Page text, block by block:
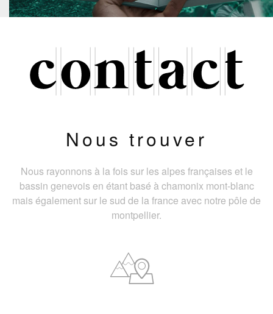
Nous trouver
Nous rayonnons à la fois sur les alpes françaises et le
bassin genevois en étant basé à chamonix mont-blanc
mais également sur le sud de la france avec notre pôle de
montpellier.